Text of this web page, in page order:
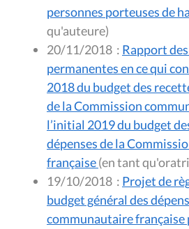
personnes porteuses de
qu'auteure)
20/11/2018 : Rapport
permanentes en ce qui
2018 du budget des
de la Commission
l’initial 2019 du budget
dépenses de la
française
(en tant
19/10/2018 : Projet de
budget général des
communautaire française